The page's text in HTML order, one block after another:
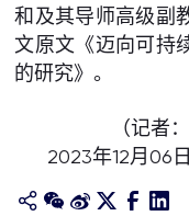
和及其导师高级副
文原文《迈向可持
的研究》。
（记者
2023年12月06日